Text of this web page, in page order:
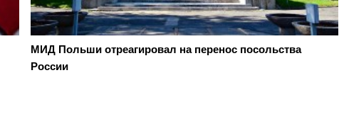
МИД Польши отреагировал на перенос посольства
России